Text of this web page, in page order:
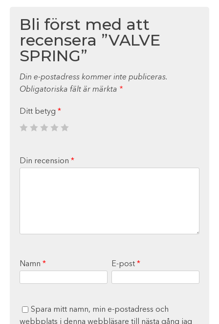
Bli först med att
recensera ”VALVE
SPRING”
Din e-postadress kommer inte publiceras.
Obligatoriska fält är märkta *
Ditt betyg *
Din recension *
Namn * E-post *
Spara mitt namn, min e-postadress och
webbplats i denna webbläsare till nästa gång jag